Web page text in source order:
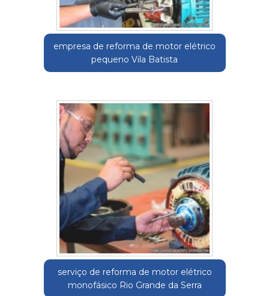
empresa de reforma de motor elétrico
pequeno Vila Batista
serviço de reforma de motor elétrico
monofásico Rio Grande da Serra